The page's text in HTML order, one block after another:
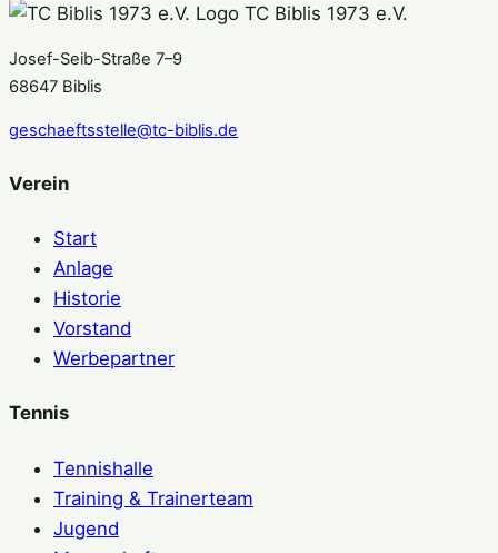
TC Biblis 1973 e.V.
Josef-Seib-Straße 7–9
68647 Biblis
geschaeftsstelle@tc-biblis.de
Verein
Start
Anlage
Historie
Vorstand
Werbepartner
Tennis
Tennishalle
Training & Trainerteam
Jugend